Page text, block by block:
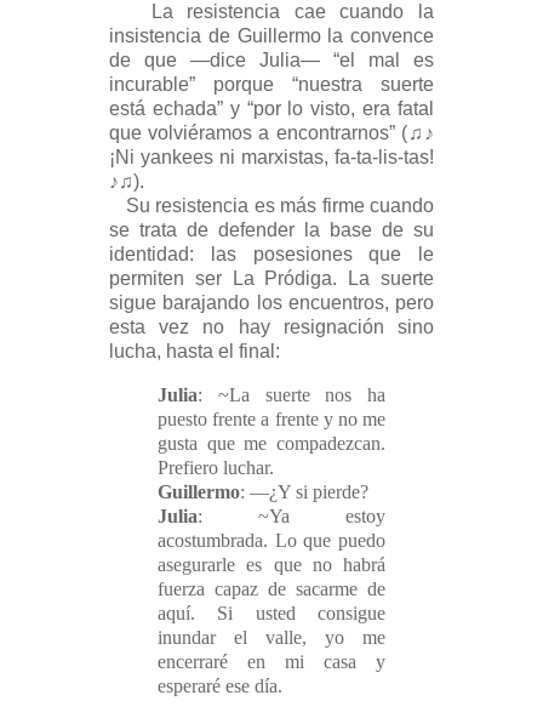
La resistencia cae cuando la
insistencia de Guillermo la convence
de que —dice Julia— “el mal es
incurable” porque “nuestra suerte
está echada” y “por lo visto, era fatal
que volviéramos a encontrarnos” (♫♪
¡Ni yankees ni marxistas, fa-ta-lis-tas!
♪♫).
Su resistencia es más firme cuando
se trata de defender la base de su
identidad: las posesiones que le
permiten ser La Pródiga. La suerte
sigue barajando los encuentros, pero
esta vez no hay resignación sino
lucha, hasta el final:
Julia: ~La suerte nos ha
puesto frente a frente y no me
gusta que me compadezcan.
Prefiero luchar.
Guillermo: —¿Y si pierde?
Julia: ~Ya estoy
acostumbrada. Lo que puedo
asegurarle es que no habrá
fuerza capaz de sacarme de
aquí. Si usted consigue
inundar el valle, yo me
encerraré en mi casa y
esperaré ese día.